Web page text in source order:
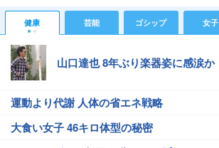
健康 芸能 ゴシップ 女子
山口達也 8年ぶり楽器姿に感涙か
運動より代謝 人体の省エネ戦略
大食い女子 46キロ体型の秘密